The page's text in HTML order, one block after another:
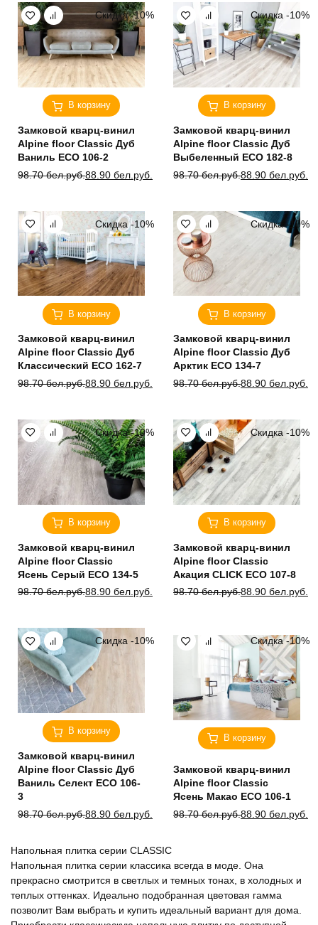
В корзину
Скидка -10%
Замковой кварц-винил
Alpine floor Classic Дуб
Ваниль ECO 106-2
98.70бел.руб.
Первоначальная
98.70 бел.руб..
88.90 бел.руб.
Текущая
В корзину
Скидка -10%
Замковой кварц-винил
Alpine floor Classic Дуб
Выбеленный ЕСО 182-8
98.70бел.руб.
Первоначальная
98.70 бел.руб..
88.90 бел.руб.
Текущая
В корзину
Скидка -10%
Замковой кварц-винил
Alpine floor Classic Дуб
Классический ЕСО 162-7
98.70бел.руб.
Первоначальная
98.70 бел.руб..
88.90 бел.руб.
Текущая
В корзину
Скидка -10%
Замковой кварц-винил
Alpine floor Classic Дуб
Арктик ЕСО 134-7
98.70бел.руб.
Первоначальная
98.70 бел.руб..
88.90 бел.руб.
Текущая
В корзину
Скидка -10%
Замковой кварц-винил
Alpine floor Classic
Ясень Серый ECO 134-5
98.70бел.руб.
Первоначальная
98.70 бел.руб..
88.90 бел.руб.
Текущая
В корзину
Скидка -10%
Замковой кварц-винил
Alpine floor Classic
Акация CLICK ЕСО 107-8
98.70бел.руб.
Первоначальная
98.70 бел.руб..
88.90 бел.руб.
Текущая
В корзину
Скидка -10%
Замковой кварц-винил
Alpine floor Classic Дуб
Ваниль Селект ECO 106-
3
98.70бел.руб.
Первоначальная88.90 бел.руб.
Текущая
В корзину
Скидка -10%
Замковой кварц-винил
Alpine floor Classic
Ясень Макао ЕСО 106-1
98.70бел.руб.
Первоначальная88.90 бел.руб.
Текущая
Напольная плитка серии CLASSIC
Напольная плитка серии классика всегда в моде. Она
прекрасно смотрится в светлых и темных тонах, в холодных и
теплых оттенках. Идеально подобранная цветовая гамма
позволит Вам выбрать и купить идеальный вариант для дома.